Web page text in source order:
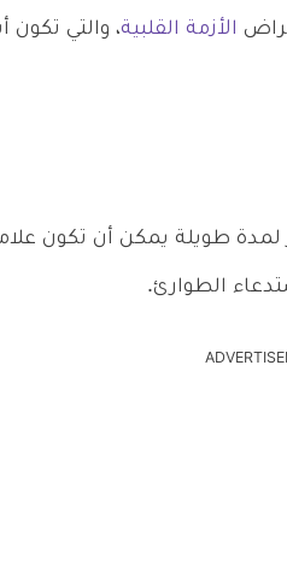
الأزمة القلبية، والتي
طويلة يمكن أن تكون
الطوارئ.